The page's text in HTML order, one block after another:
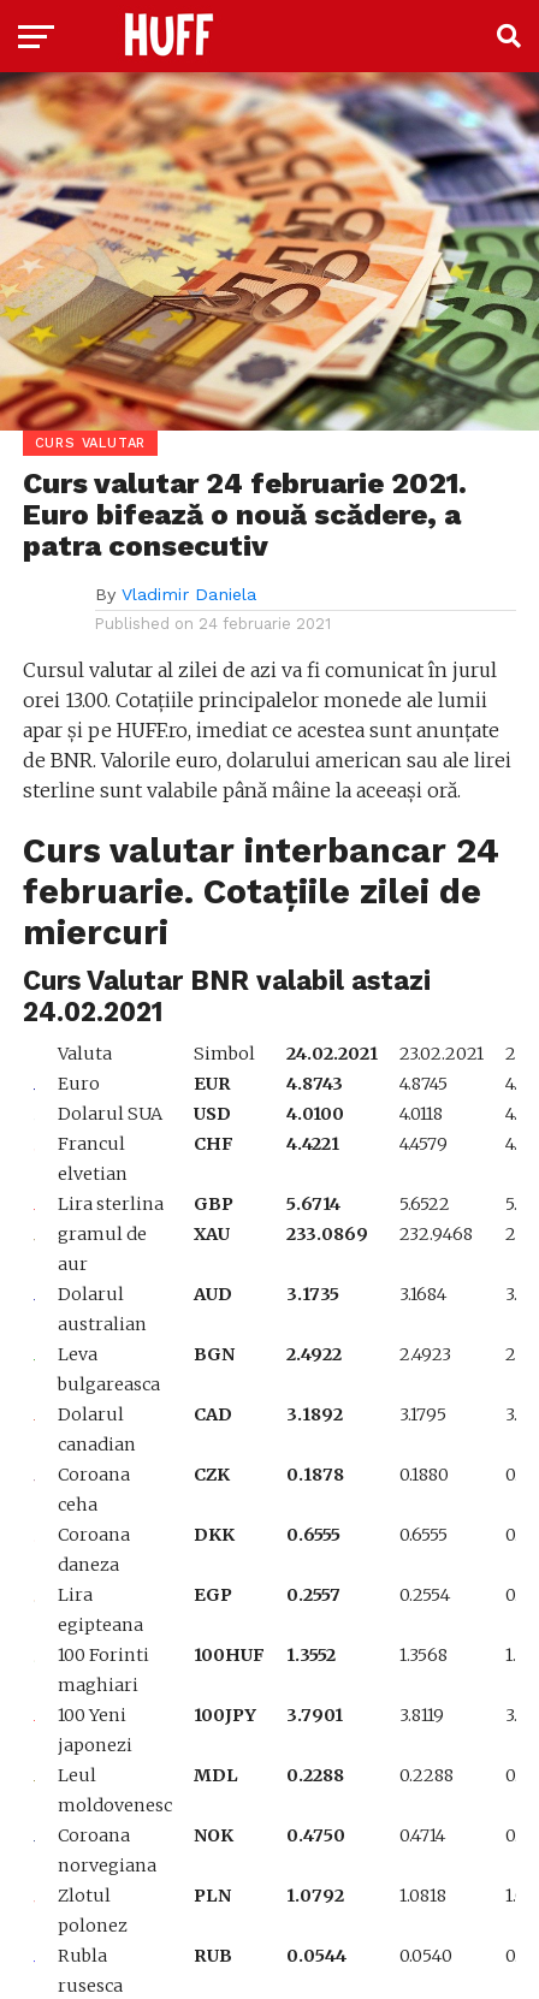
CURS VALUTAR
Curs valutar 24 februarie 2021.
Euro bifează o nouă scădere, a
patra consecutiv
By Vladimir Daniela
Published on 24 februarie 2021
Cursul valutar al zilei de azi va fi comunicat în jurul
orei 13.00. Cotațiile principalelor monede ale lumii
apar și pe HUFF.ro, imediat ce acestea sunt anunțate
de BNR. Valorile euro, dolarului american sau ale lirei
sterline sunt valabile până mâine la aceeași oră.
Curs valutar interbancar 24
februarie. Cotațiile zilei de
miercuri
Curs Valutar BNR valabil astazi
24.02.2021
Valuta Simbol 24.02.2021 23.02.2021
Euro
EUR 4.8743 4.8745
Dolarul SUA
USD 4.0100 4.0118
Francul
elvetian
CHF 4.4221 4.4579
Lira sterlina GBP 5.6714 5.6522
gramul de
aur
XAU 233.0869 232.9468
Dolarul
australian
AUD 3.1735 3.1684
Leva
bulgareasca
BGN 2.4922 2.4923
Dolarul
canadian
CAD 3.1892 3.1795
Coroana
ceha
CZK 0.1878 0.1880
Coroana
daneza
DKK 0.6555 0.6555
Lira
egipteana
EGP 0.2557 0.2554
100 Forinti
maghiari
100HUF 1.3552 1.3568
100 Yeni
japonezi
100JPY 3.7901 3.8119
Leul
moldovenesc
MDL 0.2288 0.2288
Coroana
norvegiana
NOK 0.4750 0.4714
Zlotul
polonez
PLN 1.0792 1.0818
Rubla
rusesca
RUB 0.0544 0.0540